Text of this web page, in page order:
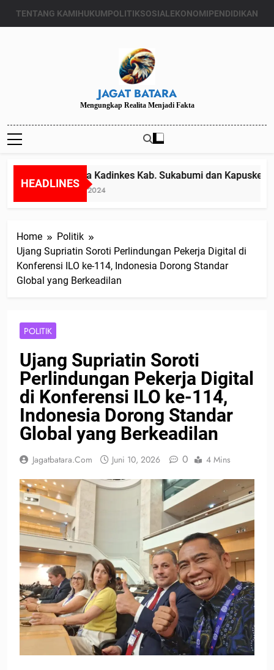
TENTANG KAMIHUKUMPOLITIKSOSIALEKONOMIPENDIDIKAN
JAGAT BATARA
Mengungkap Realita Menjadi Fakta
HEADLINES
Diduga Kadinkes Kab. Sukabumi dan
Juli 24, 2024
Home
Politik
Ujang Supriatin Soroti Perlindungan Pekerja Digital di
Konferensi ILO ke-114, Indonesia Dorong Standar
Global yang Berkeadilan
POLITIK
Ujang Supriatin Soroti
Perlindungan Pekerja Digital
di Konferensi ILO ke-114,
Indonesia Dorong Standar
Global yang Berkeadilan
Jagatbatara.com Juni 10, 2026 0 4 Mins